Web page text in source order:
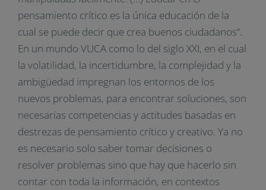
pensamiento crítico es la única educación de la
cual se puede decir que crea buenos ciudadanos”.
En un mundo VUCA como lo del siglo XXI, en el cual
la volatilidad, la incertidumbre, la complejidad y la
ambigüedad impregnan los entornos de los
nuevos problemas, para encontrar soluciones, son
necesarias competencias y actitudes basadas en
destrezas de pensamiento crítico y creativo. Ya no
es necesario solo saber tomar decisiones o
resolver problemas sino que hay que hacerlo sin
contar con toda la información, en contextos